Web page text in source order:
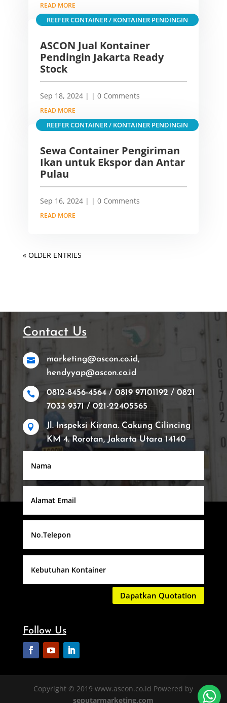
READ MORE
ASCON Jual Kontainer
Pendingin Jakarta Ready
Stock
Sep 18, 2024|
REEFER CONTAINER / KONTAINER PENDINGIN
| 0 Comments
READ MORE
Sewa Container Pengiriman
Ikan untuk Ekspor dan Antar
Pulau
Sep 16, 2024|
REEFER CONTAINER / KONTAINER PENDINGIN
| 0 Comments
READ MORE
« OLDER ENTRIES
Contact Us

marketing@ascon.co.id,
hendyyap@ascon.co.id

0812-8456-4564 / 0819 97101192 / 0821
7033 9371 / 021-22405565

Jl. Inspeksi Kirana. Cakung Cilincing
KM 4. Rorotan, Jakarta Utara 14140
Dapatkan Quotation
Follow Us
Copyright © 2019 www.ascon.co.id Powered by
seputarmarketing.com